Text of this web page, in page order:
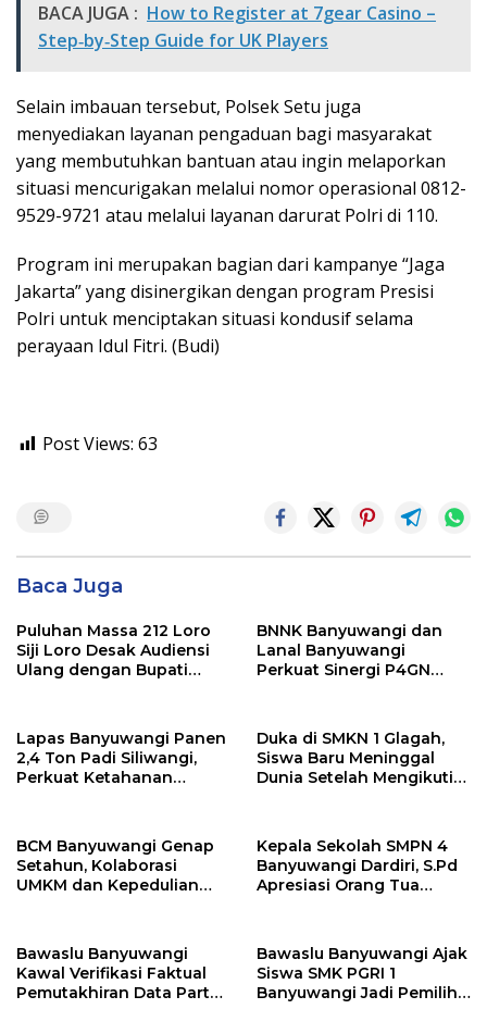
BACA JUGA : How to Register at 7gear Casino –
Step‑by‑Step Guide for UK Players
Selain imbauan tersebut, Polsek Setu juga
menyediakan layanan pengaduan bagi masyarakat
yang membutuhkan bantuan atau ingin melaporkan
situasi mencurigakan melalui nomor operasional 0812-
9529-9721 atau melalui layanan darurat Polri di 110.
Program ini merupakan bagian dari kampanye “Jaga
Jakarta” yang disinergikan dengan program Presisi
Polri untuk menciptakan situasi kondusif selama
perayaan Idul Fitri. (Budi)
Post Views: 63
Baca Juga
Puluhan Massa 212 Loro
Siji Loro Desak Audiensi
Ulang dengan Bupati
Pasir
BNNK Banyuwangi dan
Lanal Banyuwangi
Perkuat Sinergi P4GN
Lapas Banyuwangi Panen
2,4 Ton Padi Siliwangi,
Perkuat Ketahanan
Duka di SMKN 1 Glagah,
Siswa Baru Meninggal
Dunia Setelah Mengikuti
BCM Banyuwangi Genap
Setahun, Kolaborasi
UMKM dan Kepedulian
Kepala Sekolah SMPN 4
Banyuwangi Dardiri, S.Pd
Apresiasi Orang Tua
Depan Gerbang Sekolah
Bawaslu Banyuwangi
Kawal Verifikasi Faktual
Pemutakhiran Data Partai
Bawaslu Banyuwangi Ajak
Siswa SMK PGRI 1
Banyuwangi Jadi Pemilih